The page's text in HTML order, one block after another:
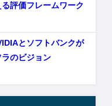
評価フレームワーク
とソフトバンクが
のビジョン